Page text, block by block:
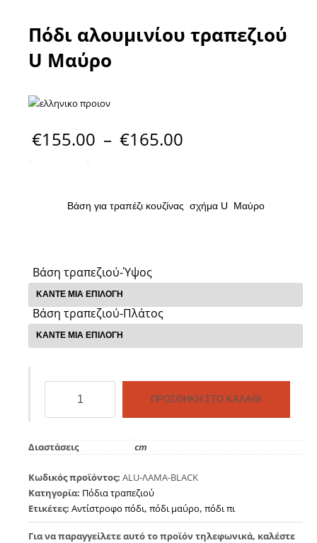
Πόδι αλουμινίου τραπεζιού
U Μαύρο
€155.00 – €165.00
Βάση για τραπέζι κουζίνας σχήμα U Μαύρο
Βάση τραπεζιού-Ύψος
Βάση τραπεζιού-Πλάτος
αλουμινίου
τραπεζιού
Μαύρο
ΠΡΟΣΘΉΚΗ ΣΤΟ ΚΑΛΆΘΙ
Διαστάσεις cm
Κωδικός προϊόντος: ALU-ΛΑΜΑ-BLACK
Κατηγορία: Πόδια τραπεζιού
Ετικέτες: Αντίστροφο πόδι, πόδι μαύρο, πόδι πι
Για να παραγγείλετε αυτό το προϊόν τηλεφωνικά, καλέστε